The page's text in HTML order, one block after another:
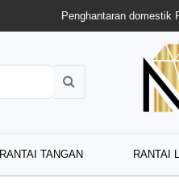
Penghantaran domestik
RANTAI TANGAN RANTAI